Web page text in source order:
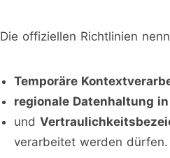
Die offiziellen Richtlinien
Temporäre
regionale Datenhaltung
und
verarbeitet werden dürfen.